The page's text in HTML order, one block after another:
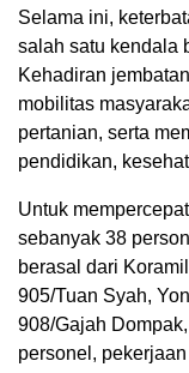
Selama ini,
salah satu kendala
Kehadiran
mobilitas
pertanian, serta
pendidikan,
Untuk
sebanyak 38
berasal dari
905/Tuan Syah,
908/Gajah
personel,